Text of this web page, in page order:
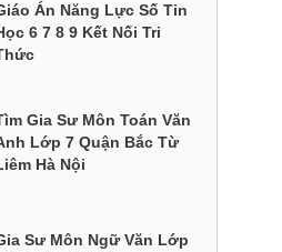
Án Năng Lực Số Tin
6 7 8 9 Kết Nối Tri
Gia Sư Môn Toán Văn
Lớp 7 Quận Bắc Từ
Hà Nội
Sư Môn Ngữ Văn Lớp